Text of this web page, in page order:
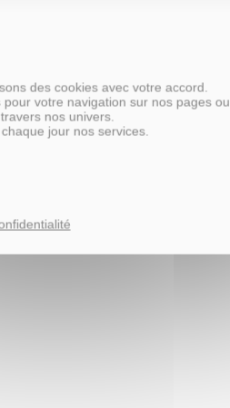
des cookies avec votre accord.
votre navigation sur nos pages ou
nos univers.
jour nos services.